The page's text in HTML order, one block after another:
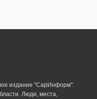
издание "СарИнформ".
Люди, места,